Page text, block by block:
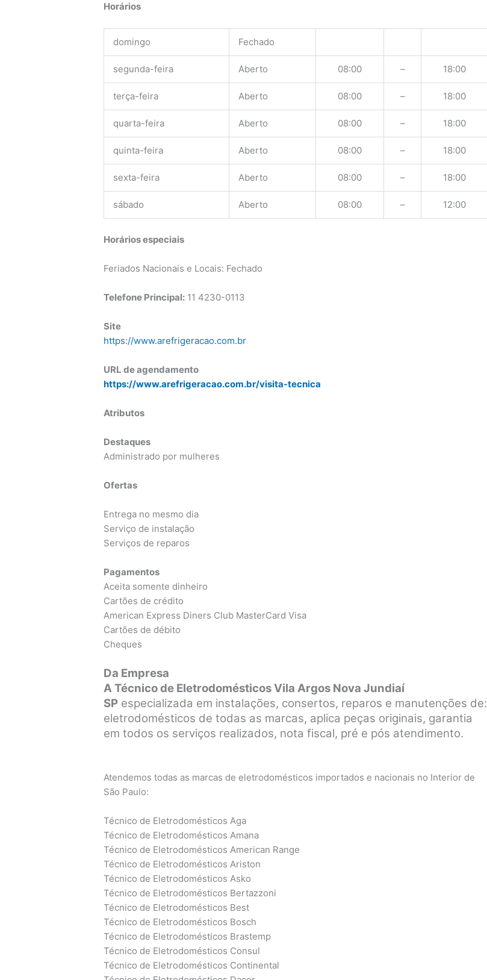
Horários
domingo Fechado
segunda-feira Aberto 08:00 – 18:00
terça-feira Aberto 08:00 – 18:00
quarta-feira Aberto 08:00 – 18:00
quinta-feira Aberto 08:00 – 18:00
sexta-feira Aberto 08:00 – 18:00
sábado Aberto 08:00 – 12:00
Horários especiais
Feriados Nacionais e Locais: Fechado
Telefone Principal: 11 4230-0113
Site
https://www.arefrigeracao.com.br
URL de agendamento
https://www.arefrigeracao.com.br/visita-tecnica
Atributos
Destaques
Administrado por mulheres
Ofertas
Entrega no mesmo dia
Serviço de instalação
Serviços de reparos
Pagamentos
Aceita somente dinheiro
Cartões de crédito
American Express Diners Club MasterCard Visa
Cartões de débito
Cheques
Da Empresa
A Técnico de Eletrodomésticos Vila Argos Nova Jundiaí
SP especializada em instalações, consertos, reparos e manutenções de:
eletrodomésticos de todas as marcas, aplica peças originais, garantia
em todos os serviços realizados, nota fiscal, pré e pós atendimento.
Atendemos todas as marcas de eletrodomésticos importados e nacionais no Interior de
São Paulo:
Técnico de Eletrodomésticos Aga
Técnico de Eletrodomésticos Amana
Técnico de Eletrodomésticos American Range
Técnico de Eletrodomésticos Ariston
Técnico de Eletrodomésticos Asko
Técnico de Eletrodomésticos Bertazzoni
Técnico de Eletrodomésticos Best
Técnico de Eletrodomésticos Bosch
Técnico de Eletrodomésticos Brastemp
Técnico de Eletrodomésticos Consul
Técnico de Eletrodomésticos Continental